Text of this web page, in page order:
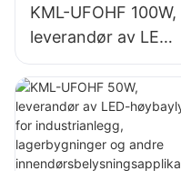
KML-UFOHF 100W,
leverandør av LED-
høybaylys for
industrianlegg,
lagerbygninger og
andre
innendørsbelysning